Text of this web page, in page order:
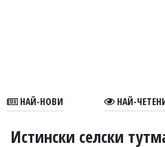
В
НАЙ-НОВИ НАЙ-
Истински селски